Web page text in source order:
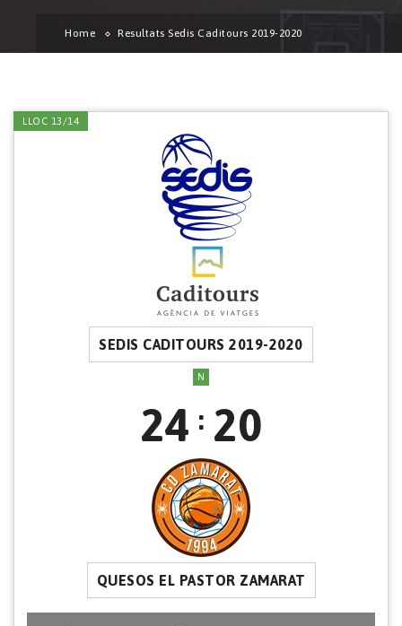
Home Resultats Sedis Caditours 2019-2020
LLOC 13/14
SEDIS CADITOURS 2019-2020
N
24 : 20
QUESOS EL PASTOR ZAMARAT